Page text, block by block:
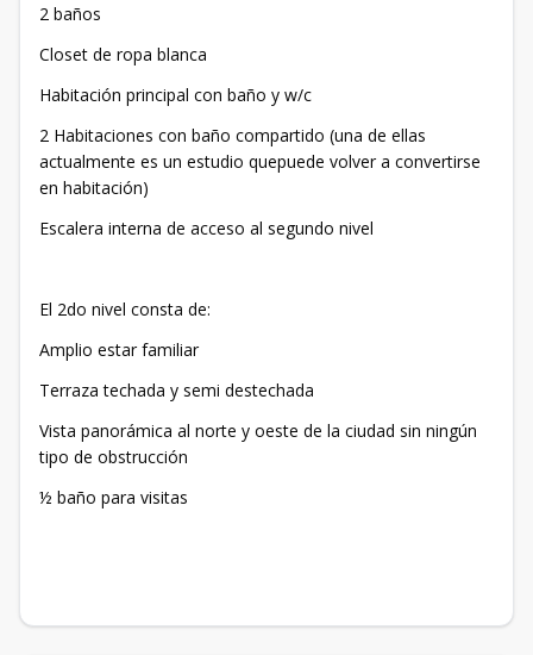
2 baños
Closet de ropa blanca
Habitación principal con baño y w/c
2 Habitaciones con baño compartido (una de ellas
actualmente es un estudio quepuede volver a convertirse
en habitación)
Escalera interna de acceso al segundo nivel
El 2do nivel consta de:
Amplio estar familiar
Terraza techada y semi destechada
Vista panorámica al norte y oeste de la ciudad sin ningún
tipo de obstrucción
½ baño para visitas